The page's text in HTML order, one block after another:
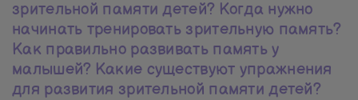
зрительной памяти детей? Когда нужно
начинать тренировать зрительную память?
Как правильно развивать память у
малышей? Какие существуют упражнения
для развития зрительной памяти детей?